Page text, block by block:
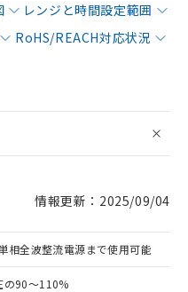
レンジと時間設定範囲
RoHS/REACH対応状況
情報更新：2025/09/04
相全波整流電源まで使用可能
の90～110%